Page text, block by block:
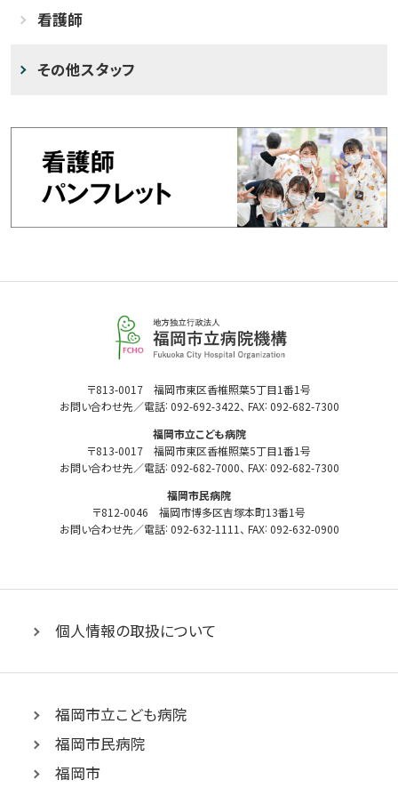
看護師
その他スタッフ
福
岡
市
立
病
機
構
〒813-0017 福岡市東区香椎照葉5丁目1番1号
お問い合わせ先／電話: 092-692-3422、 FAX: 092-682-7300
福岡市立こども病院
〒813-0017 福岡市東区香椎照葉5丁目1番1号
お問い合わせ先／電話: 092-682-7000、 FAX: 092-682-7300
福岡市民病院
〒812-0046 福岡市博多区吉塚本町13番1号
お問い合わせ先／電話: 092-632-1111 、 FAX: 092-632-0900
個人情報の取扱について
福岡市立こども病院
福岡市民病院
福岡市